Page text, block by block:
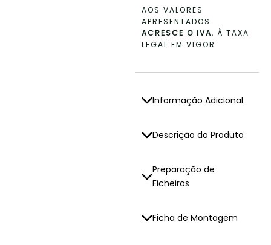
F
I
C
H
S
AOS VALORES
APRESENTADOS
ACRESCE O IVA, À TAXA
LEGAL EM VIGOR.
Informação Adicional
Descrição do Produto
Preparação de
Ficheiros
Ficha de Montagem